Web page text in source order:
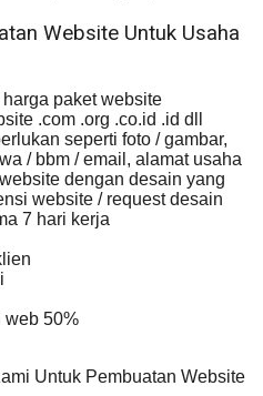
Website Untuk Usaha
paket website
.com .org .co.id .id dll
seperti foto / gambar,
/ bbm / email, alamat usaha
dengan desain yang
website / request desain
7 hari kerja
web 50%
Untuk Pembuatan Website